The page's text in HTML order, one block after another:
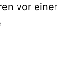
vor einer